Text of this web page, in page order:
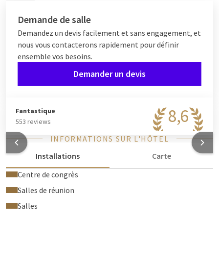
Demande de salle
Demandez un devis facilement et sans engagement, et
nous vous contacterons rapidement pour définir
ensemble vos besoins.
Demander un devis
8,6
Fantastique
553 reviews
INFORMATIONS SUR L'HÔTEL
Installations
Carte
Centre de congrès
Salles de réunion
Salles